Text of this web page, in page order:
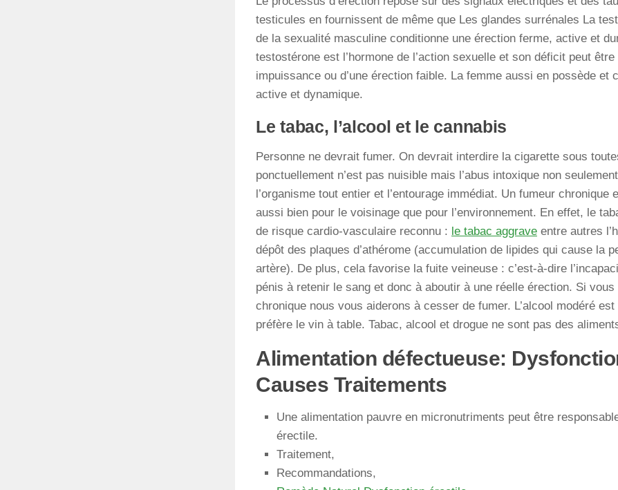
testicules en fournissent de même que Les glandes surrénales La
de la sexualité masculine conditionne une érection ferme, active et
testostérone est l’hormone de l’action sexuelle et son déficit peut être
impuissance ou d’une érection faible. La femme aussi en possède et
active et dynamique.
Le tabac, l’alcool et le cannabis
Personne ne devrait fumer. On devrait interdire la cigarette sous
ponctuellement n’est pas nuisible mais l’abus intoxique non
l’organisme tout entier et l’entourage immédiat. Un fumeur chronique
aussi bien pour le voisinage que pour l’environnement. En effet, le
de risque cardio-vasculaire reconnu : le tabac aggrave entre autres
dépôt des plaques d’athérome (accumulation de lipides qui cause la
artère). De plus, cela favorise la fuite veineuse : c’est-à-dire
pénis à retenir le sang et donc à aboutir à une réelle érection. Si
chronique nous vous aiderons à cesser de fumer. L’alcool modéré
préfère le vin à table. Tabac, alcool et drogue ne sont pas des
Alimentation défectueuse:
Causes Traitements
Une alimentation pauvre en micronutriments peut être
érectile.
Traitement,
Recommandations,